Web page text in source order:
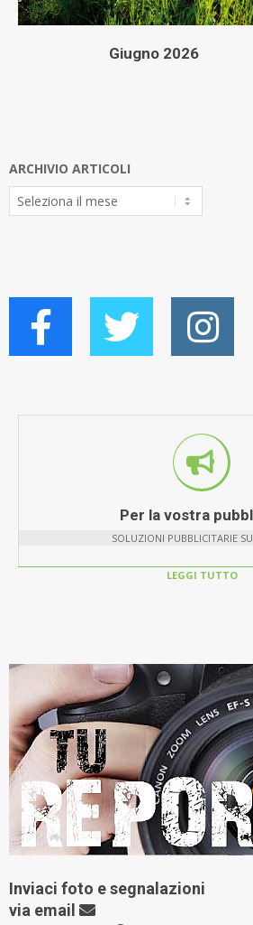
Giugno 2026
ARCHIVIO ARTICOLI
Archivio
Articoli
Per la vostra
SOLUZIONI PUBBLICITARIE
LEGGI TUTTO
Inviaci foto e segnalazioni
via email